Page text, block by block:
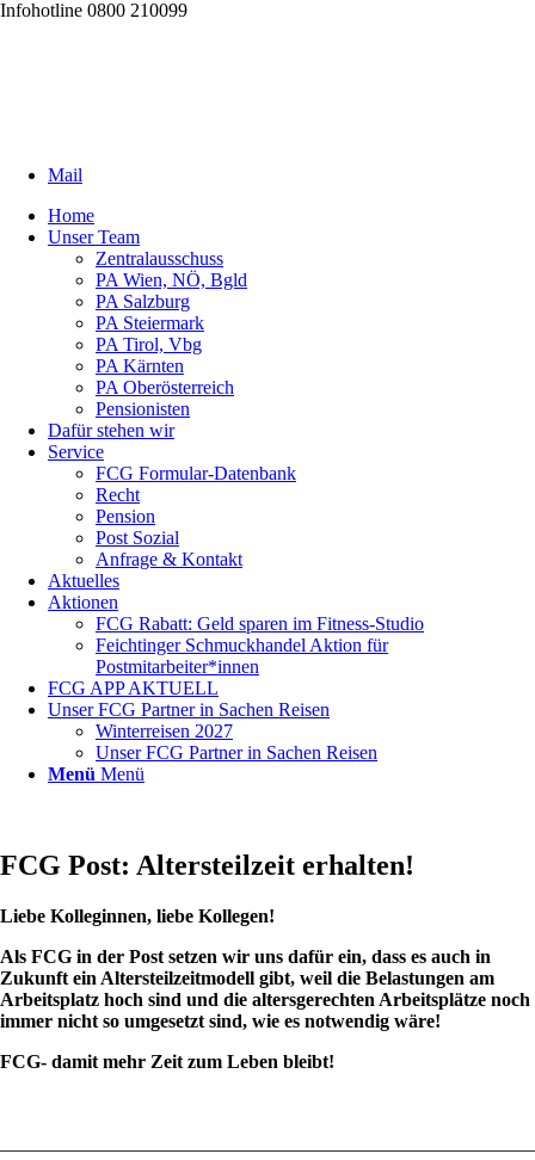
Infohotline 0800 210099
Mail
Home
Unser Team
Zentralausschuss
PA Wien, NÖ, Bgld
PA Salzburg
PA Steiermark
PA Tirol, Vbg
PA Kärnten
PA Oberösterreich
Pensionisten
Dafür stehen wir
Service
FCG Formular-Datenbank
Recht
Pension
Post Sozial
Anfrage & Kontakt
Aktuelles
Aktionen
FCG Rabatt: Geld sparen im Fitness-Studio
Feichtinger Schmuckhandel Aktion für
Postmitarbeiter*innen
FCG APP AKTUELL
Unser FCG Partner in Sachen Reisen
Winterreisen 2027
Unser FCG Partner in Sachen Reisen
Menü Menü
FCG Post: Altersteilzeit erhalten!
Liebe Kolleginnen, liebe Kollegen!
Als FCG in der Post setzen wir uns dafür ein, dass es auch in
Zukunft ein Altersteilzeitmodell gibt, weil die Belastungen am
Arbeitsplatz hoch sind und die altersgerechten Arbeitsplätze noch
immer nicht so umgesetzt sind, wie es notwendig wäre!
FCG- damit mehr Zeit zum Leben bleibt!